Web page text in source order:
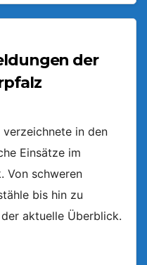
der
in den
Einsätze im
Von schweren
bis hin zu
aktuelle Überblick.